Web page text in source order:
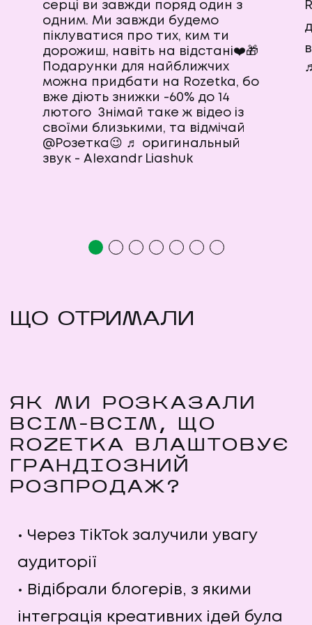
серці ви завжди поряд один з
одним. Ми завжди будемо
піклуватися про тих, ким ти
дорожиш, навіть на відстані❤️🎁
Подарунки для найближчих
можна придбати на Rozetka, бо
вже діють знижки -60% до 14
лютого Знімай таке ж відео із
своїми близькими, та відмічай
@Розетка😉 ♬ оригинальный
звук - Alexandr Liashuk
ЩО ОТРИМАЛИ
ЯК МИ РОЗКАЗАЛИ
ВСІМ-ВСІМ, ЩО
ROZETKA ВЛАШТОВУЄ
ГРАНДІОЗНИЙ
РОЗПРОДАЖ?
Через TikTok залучили увагу
аудиторії
Відібрали блогерів, з якими
інтеграція креативних ідей була